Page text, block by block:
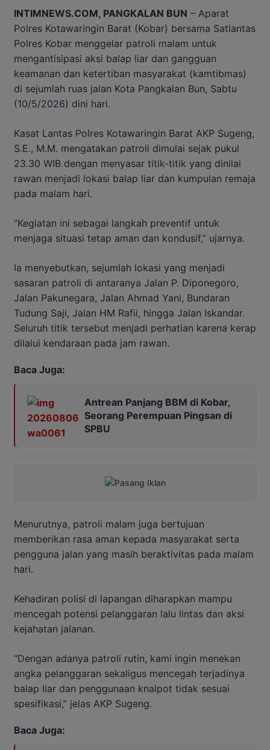
INTIMNEWS.COM, PANGKALAN BUN – Aparat
Polres Kotawaringin Barat (Kobar) bersama Satlantas
Polres Kobar menggelar patroli malam untuk
mengantisipasi aksi balap liar dan gangguan
keamanan dan ketertiban masyarakat (kamtibmas)
di sejumlah ruas jalan Kota Pangkalan Bun, Sabtu
(10/5/2026) dini hari.
Kasat Lantas Polres Kotawaringin Barat AKP Sugeng,
S.E., M.M. mengatakan patroli dimulai sejak pukul
23.30 WIB dengan menyasar titik-titik yang dinilai
rawan menjadi lokasi balap liar dan kumpulan remaja
pada malam hari.
“Kegiatan ini sebagai langkah preventif untuk
menjaga situasi tetap aman dan kondusif,” ujarnya.
Ia menyebutkan, sejumlah lokasi yang menjadi
sasaran patroli di antaranya Jalan P. Diponegoro,
Jalan Pakunegara, Jalan Ahmad Yani, Bundaran
Tudung Saji, Jalan HM Rafii, hingga Jalan Iskandar.
Seluruh titik tersebut menjadi perhatian karena kerap
dilalui kendaraan pada jam rawan.
Baca Juga:
Antrean Panjang BBM di Kobar,
Seorang Perempuan Pingsan di
SPBU
Menurutnya, patroli malam juga bertujuan
memberikan rasa aman kepada masyarakat serta
pengguna jalan yang masih beraktivitas pada malam
hari.
Kehadiran polisi di lapangan diharapkan mampu
mencegah potensi pelanggaran lalu lintas dan aksi
kejahatan jalanan.
“Dengan adanya patroli rutin, kami ingin menekan
angka pelanggaran sekaligus mencegah terjadinya
balap liar dan penggunaan knalpot tidak sesuai
spesifikasi,” jelas AKP Sugeng.
Baca Juga: